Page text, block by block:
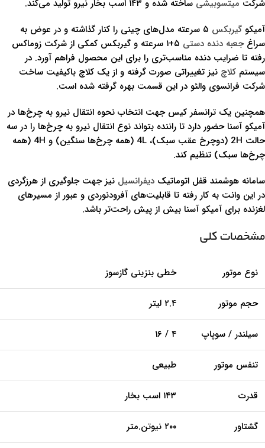
شرکت میتسوبیشی ساخته شده و ۱۴۳ اسب بخار نیرو تولید می‌کند.
آمیکو گیربکس
۵ سرعته مدل‌های چینی را کنار گذاشته و در عوض به
سراغجعبه دنده دستی
۵+۱ سرعته و گیربکس کمکی از شرکت زوماکس
رفته تا ضرایب دنده مناسب‌تری را برای این محصول فراهم آورد. در
سیستم کلاچ نیز تغییراتی صورت گرفته و از یک کلاچ باکیفیت ساخت
شرکت فرانسوی والئو در این قسمت بهره گرفته شده است.
همچنین یک ترانسفر کیس جهت انتخاب نحوه انتقال نیرو به چرخ‌ها در
آمیکو آسنا حضور دارد تا راننده بتواند نوع انتقال نیرو به چرخ‌ها را در سه
حالت 2H (دوچرخ عقب سبک)، 4L (همه چرخ‌ها سنگین) و 4H (همه
چرخ‌ها سبک) تنظیم کند.
سامانه هوشمند قفل اتوماتیک دیفرانسیل نیز جهت جلوگیری از هرزگردی
در این وانت به کار رفته تا قابلیت‌های آفرودنوردی و عبور از مسیرهای
لغزنده برای آمیکو آسنا بیش از پیش راحت‌تر باشد.
مشخصات کلی
نوع موتور خطی بنزینی گازسوز
حجم موتور ۲.۴ لیتر
سیلندر / سوپاپ ۴ / ۱۶
تنفس موتور طبیعی
قدرت ۱۴۳ اسب بخار
گشتاور ۲۰۰ نیوتن.متر